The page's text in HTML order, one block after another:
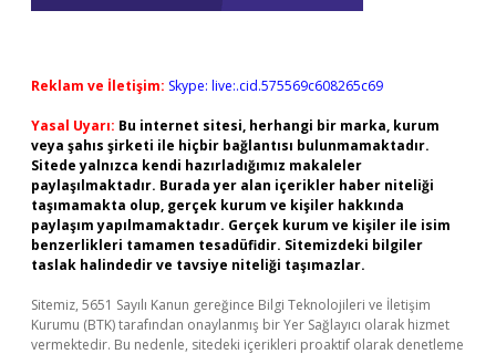
Reklam ve İletişim: Skype: live:.cid.575569c608265c69
Yasal Uyarı: Bu internet sitesi, herhangi bir marka, kurum
veya şahıs şirketi ile hiçbir bağlantısı bulunmamaktadır.
Sitede yalnızca kendi hazırladığımız makaleler
paylaşılmaktadır. Burada yer alan içerikler haber niteliği
taşımamakta olup, gerçek kurum ve kişiler hakkında
paylaşım yapılmamaktadır. Gerçek kurum ve kişiler ile isim
benzerlikleri tamamen tesadüfidir. Sitemizdeki bilgiler
taslak halindedir ve tavsiye niteliği taşımazlar.
Sitemiz, 5651 Sayılı Kanun gereğince Bilgi Teknolojileri ve İletişim
Kurumu (BTK) tarafından onaylanmış bir Yer Sağlayıcı olarak hizmet
vermektedir. Bu nedenle, sitedeki içerikleri proaktif olarak denetleme